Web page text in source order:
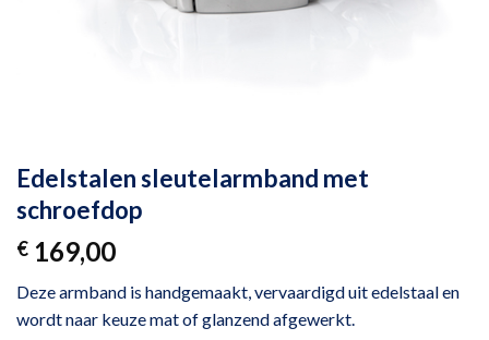
Edelstalen sleutelarmband met
schroefdop
€ 169,00
Deze armband is handgemaakt, vervaardigd uit edelstaal en
wordt naar keuze mat of glanzend afgewerkt.